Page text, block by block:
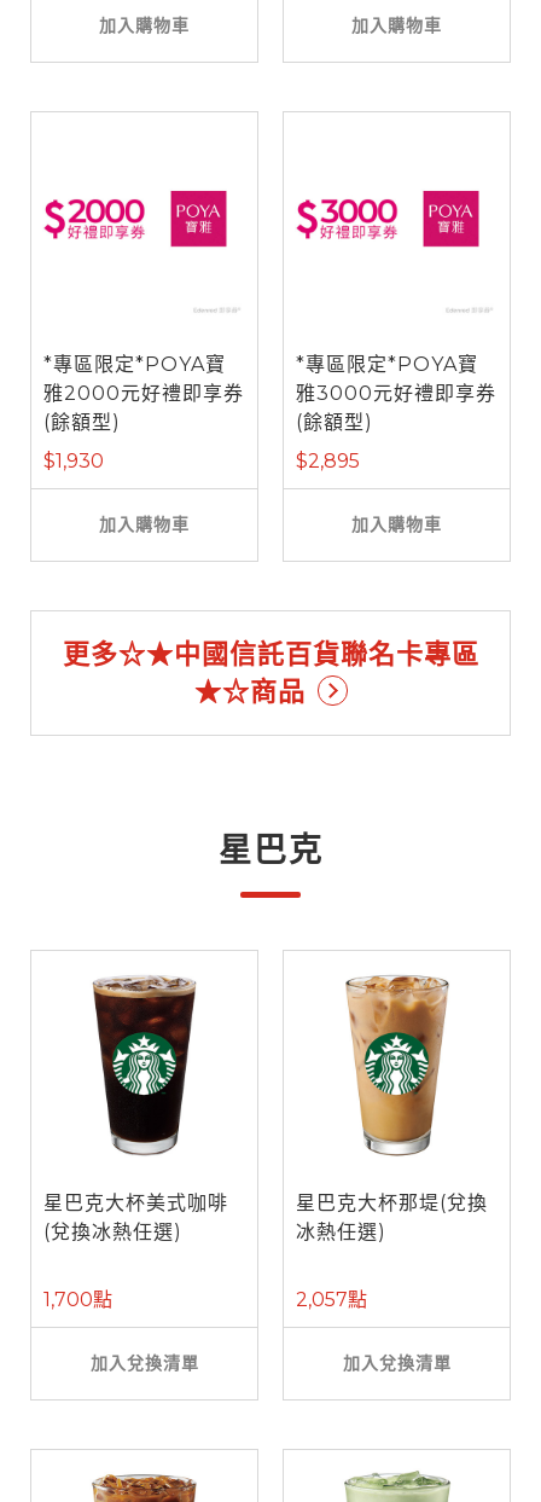
加入購物車 加入購物車
*專區限定*POYA寶
雅2000元好禮即享券
(餘額型)
$1,930
加入購物車
*專區限定*POYA寶
雅3000元好禮即享券
(餘額型)
$2,895
加入購物車
更多☆★中國信託百貨聯名卡專區
★☆商品
星巴克
星巴克大杯美式咖啡
(兌換冰熱任選)
1,700點
加入兌換清單
星巴克大杯那堤(兌換
冰熱任選)
2,057點
加入兌換清單